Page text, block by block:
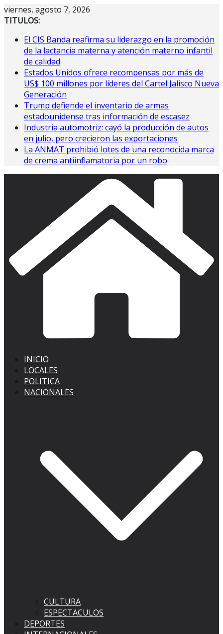
Saltar
al
viernes, agosto 7, 2026
TITULOS:
El CIS Banda reafirma su liderazgo en la promoción
de la lactancia materna y atención materno infantil
de calidad
Estados Unidos ofrece recompensas por más de
US$ 100 millones por líderes del Cartel Jalisco Nueva
Generación
Trump defiende el inventario de armas
estadounidense tras información de escasez
Industria automotriz: cayó la producción de autos
en julio, pero crecieron las exportaciones
La ANMAT prohibió lotes de una reconocida marca
de crema antiinflamatoria por un robo
INICIO
LOCALES
POLITICA
NACIONALES
CULTURA
ESPECTACULOS
DEPORTES